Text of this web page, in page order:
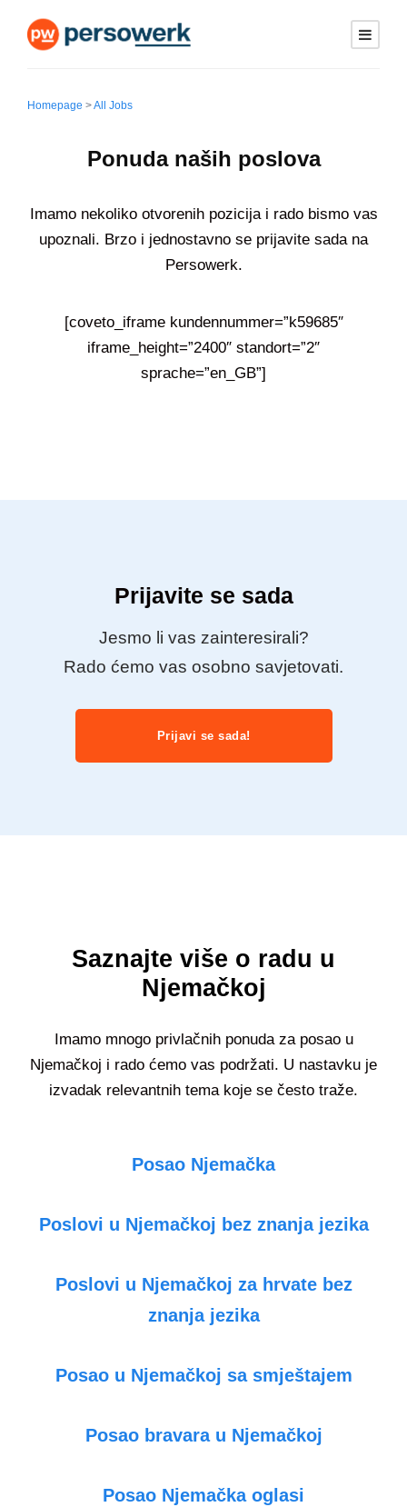
Homepage >All Jobs
Ponuda naših poslova
Imamo nekoliko otvorenih pozicija i rado bismo vas
upoznali. Brzo i jednostavno se prijavite sada na
Persowerk.
[coveto_iframe kundennummer=”k59685″
iframe_height=”2400″ standort=”2″
sprache=”en_GB”]
Prijavite se sada
Jesmo li vas zainteresirali?
Rado ćemo vas osobno savjetovati.
Prijavi se sada!
Saznajte više o radu u
Njemačkoj
Imamo mnogo privlačnih ponuda za posao u
Njemačkoj i rado ćemo vas podržati. U nastavku je
izvadak relevantnih tema koje se često traže.
Posao Njemačka
Poslovi u Njemačkoj bez znanja jezika
Poslovi u Njemačkoj za hrvate bez
znanja jezika
Posao u Njemačkoj sa smještajem
Posao bravara u Njemačkoj
Posao Njemačka oglasi